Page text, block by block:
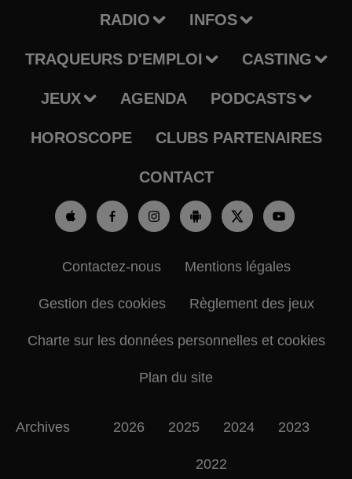
RADIO INFOS
TRAQUEURS D'EMPLOI CASTING
JEUX AGENDA PODCASTS
HOROSCOPE CLUBS PARTENAIRES
CONTACT
Contactez-nous Mentions légales
Gestion des cookies Règlement des jeux
Charte sur les données personnelles et cookies
Plan du site
Archives 2026 2025 2024 2023
2022